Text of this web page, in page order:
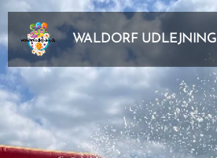
WALDORF UDLEJNING